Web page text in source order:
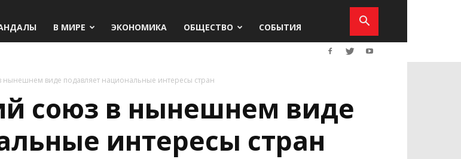
В МИРЕ ЭКОНОМИКА ОБЩЕСТВО СОБЫТИЯ
нынешнем виде подавляет национальные интересы стран
союз в нынешнем виде
интересы стран